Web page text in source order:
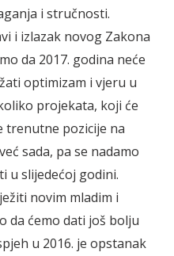
i stručnosti.
i izlazak novog Zakona
da 2017. godina neće
optimizam i vjeru u
projekata, koji će
trenutne pozicije na
sada, pa se nadamo
u slijedećoj godini.
novim mladim i
da ćemo dati još bolju
u 2016. je opstanak